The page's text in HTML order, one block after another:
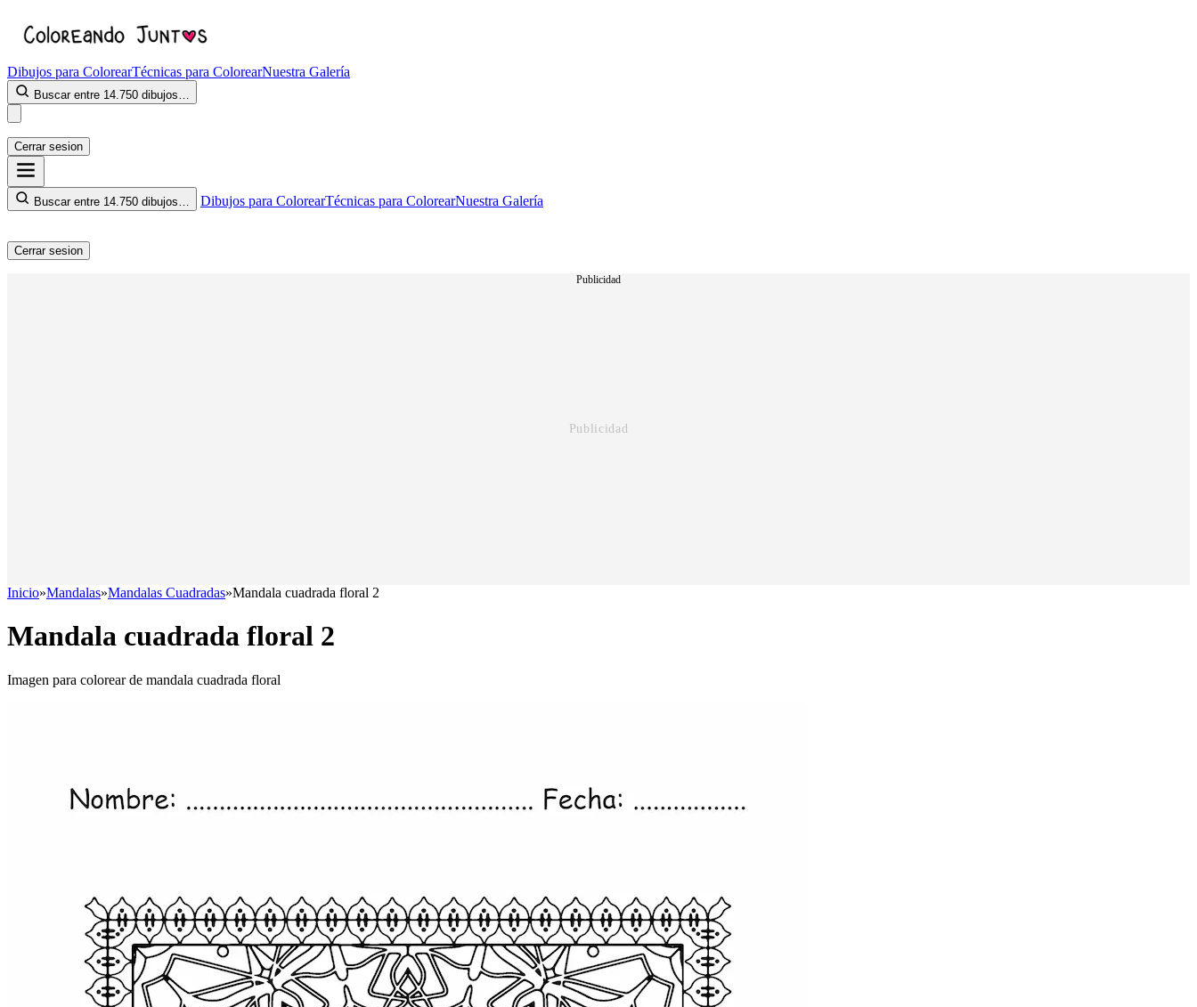
Dibujos para ColorearTécnicas para ColorearNuestra Galería
Buscar entre 14.750 dibujos…
Cerrar sesion
Buscar entre 14.750 dibujos… Dibujos para ColorearTécnicas para ColorearNuestra Galería
Cerrar sesion
Publicidad
Inicio»Mandalas»Mandalas Cuadradas»Mandala cuadrada floral 2
Mandala cuadrada floral 2
Imagen para colorear de mandala cuadrada floral